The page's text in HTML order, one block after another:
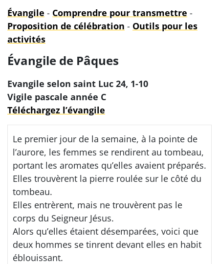
Évangile - Comprendre pour transmettre -
Proposition de célébration - Outils pour les
activités
Évangile de Pâques
Evangile selon saint Luc 24, 1-10
Vigile pascale année C
Téléchargez l’évangile
Le premier jour de la semaine, à la pointe de
l’aurore, les femmes se rendirent au tombeau,
portant les aromates qu’elles avaient préparés.
Elles trouvèrent la pierre roulée sur le côté du
tombeau.
Elles entrèrent, mais ne trouvèrent pas le
corps du Seigneur Jésus.
Alors qu’elles étaient désemparées, voici que
deux hommes se tinrent devant elles en habit
éblouissant.